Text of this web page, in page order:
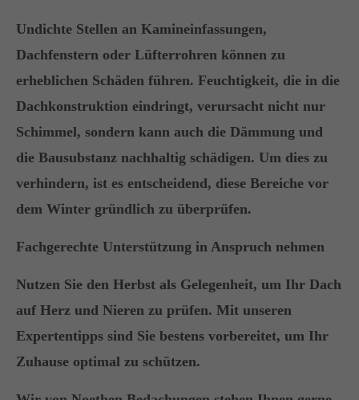
Undichte Stellen an Kamineinfassungen,
Dachfenstern oder Lüfterrohren können zu
erheblichen Schäden führen. Feuchtigkeit, die in die
Dachkonstruktion eindringt, verursacht nicht nur
Schimmel, sondern kann auch die Dämmung und
die Bausubstanz nachhaltig schädigen. Um dies zu
verhindern, ist es entscheidend, diese Bereiche vor
dem Winter gründlich zu überprüfen.
Fachgerechte Unterstützung in Anspruch nehmen
Nutzen Sie den Herbst als Gelegenheit, um Ihr Dach
auf Herz und Nieren zu prüfen. Mit unseren
Expertentipps sind Sie bestens vorbereitet, um Ihr
Zuhause optimal zu schützen.